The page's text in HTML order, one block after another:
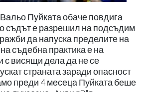
Пуйката обаче повдига
съдът е разрешил на подсъдим
да напуска пределите на
съдебна практика е на
с висящи дела да не се
страната заради опасност
преди 4 месеца Пуйката беше